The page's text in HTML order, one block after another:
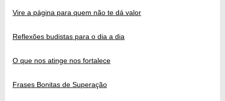
Vire a página para quem não te dá valor
Reflexões budistas para o dia a dia
O que nos atinge nos fortalece
Frases Bonitas de Superação